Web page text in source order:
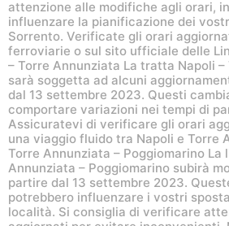
attenzione alle modifiche agli orari,
influenzare la pianificazione dei
Sorrento. Verificate gli orari
ferroviarie o sul sito ufficiale delle
– Torre Annunziata La tratta Napoli
sarà soggetta ad alcuni
dal 13 settembre 2023. Questi
comportare variazioni nei tempi di
Assicuratevi di verificare gli orari
una viaggio fluido tra Napoli e Torre
Torre Annunziata – Poggiomarino La
Annunziata – Poggiomarino subirà
partire dal 13 settembre 2023.
potrebbero influenzare i vostri
località. Si consiglia di verificare